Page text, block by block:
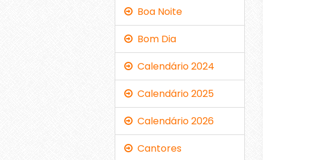
Boa Noite
Bom Dia
Calendário 2024
Calendário 2025
Calendário 2026
Cantores